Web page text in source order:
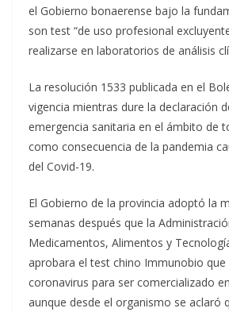
el Gobierno bonaerense bajo la
son test “de uso profesional
realizarse en laboratorios de análisis
La resolución 1533 publicada en el
vigencia mientras dure la declaración
emergencia sanitaria en el ámbito de
como consecuencia de la pandemia
del Covid-19.
El Gobierno de la provincia adoptó la
semanas después que la
Medicamentos, Alimentos y
aprobara el test chino Immunobio que
coronavirus para ser comercializado
aunque desde el organismo se aclaró